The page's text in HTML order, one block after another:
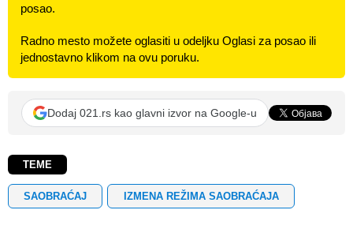
posao.
Radno mesto možete oglasiti u odeljku Oglasi za posao ili
jednostavno klikom na ovu poruku.
Dodaj 021.rs kao glavni izvor na Google-u
TEME
SAOBRAĆAJ IZMENA REŽIMA SAOBRAĆAJA